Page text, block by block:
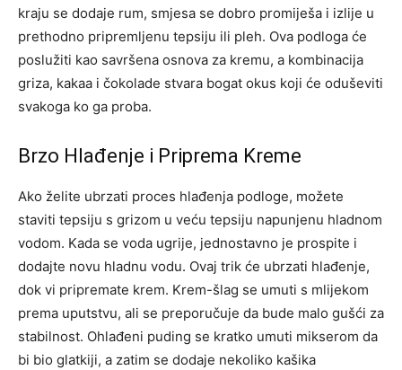
kraju se dodaje rum, smjesa se dobro promiješa i izlije u
prethodno pripremljenu tepsiju ili pleh. Ova podloga će
poslužiti kao savršena osnova za kremu, a kombinacija
griza, kakaa i čokolade stvara bogat okus koji će oduševiti
svakoga ko ga proba.
Brzo Hlađenje i Priprema Kreme
Ako želite ubrzati proces hlađenja podloge, možete
staviti tepsiju s grizom u veću tepsiju napunjenu hladnom
vodom. Kada se voda ugrije, jednostavno je prospite i
dodajte novu hladnu vodu. Ovaj trik će ubrzati hlađenje,
dok vi pripremate krem. Krem-šlag se umuti s mlijekom
prema uputstvu, ali se preporučuje da bude malo gušći za
stabilnost. Ohlađeni puding se kratko umuti mikserom da
bi bio glatkiji, a zatim se dodaje nekoliko kašika